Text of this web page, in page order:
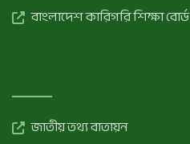
বাংলাদেশ কারিগরি শিক্ষা বোর্ড
জাতীয় তথ্য বাতায়ন